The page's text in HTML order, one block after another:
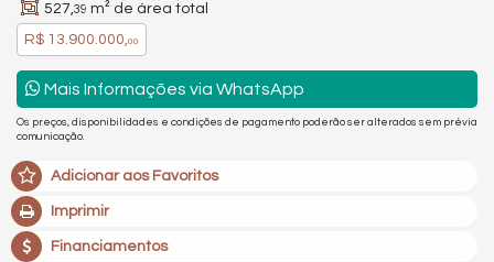
527,39 m² de área total
R$ 13.900.000,00
Mais Informações via WhatsApp
Os preços, disponibilidades e condições de pagamento poderão ser alterados sem prévia
comunicação.
Adicionar aos Favoritos
Imprimir
Financiamentos